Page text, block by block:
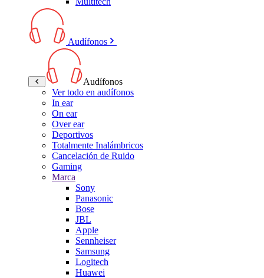
Audífonos
Audífonos
Ver todo en audífonos
In ear
On ear
Over ear
Deportivos
Totalmente Inalámbricos
Cancelación de Ruido
Gaming
Marca
Sony
Panasonic
Bose
JBL
Apple
Sennheiser
Samsung
Logitech
Huawei